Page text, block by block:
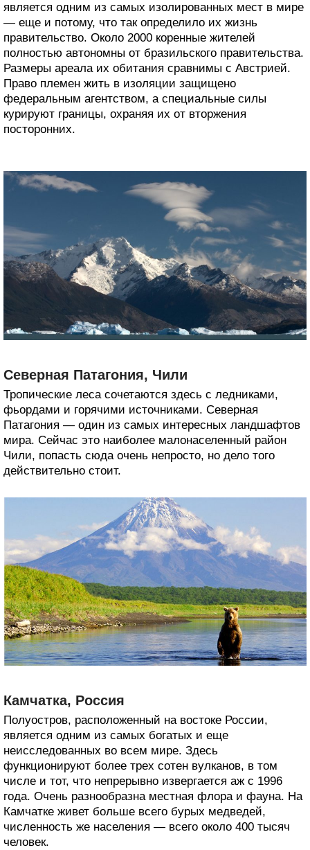
является одним из самых изолированных мест в мире
— еще и потому, что так определило их жизнь
правительство. Около 2000 коренные жителей
полностью автономны от бразильского правительства.
Размеры ареала их обитания сравнимы с Австрией.
Право племен жить в изоляции защищено
федеральным агентством, а специальные силы
курируют границы, охраняя их от вторжения
посторонних.
Северная Патагония, Чили
Тропические леса сочетаются здесь с ледниками,
фьордами и горячими источниками. Северная
Патагония — один из самых интересных ландшафтов
мира. Сейчас это наиболее малонаселенный район
Чили, попасть сюда очень непросто, но дело того
действительно стоит.
Камчатка, Россия
Полуостров, расположенный на востоке России,
является одним из самых богатых и еще
неисследованных во всем мире. Здесь
функционируют более трех сотен вулканов, в том
числе и тот, что непрерывно извергается аж с 1996
года. Очень разнообразна местная флора и фауна. На
Камчатке живет больше всего бурых медведей,
численность же населения — всего около 400 тысяч
человек.